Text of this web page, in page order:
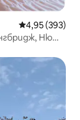
Средна
4,95 (393)
Ню